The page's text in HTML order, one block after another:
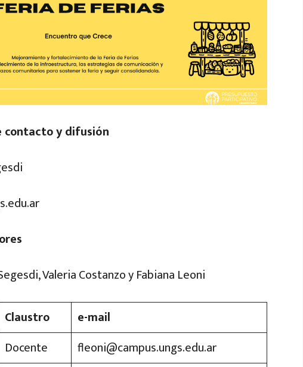
contacto y difusión
Valeria Costanzo y Fabiana Leoni
Claustro
e-mail
Docente
fleoni@campus.ungs.edu.ar